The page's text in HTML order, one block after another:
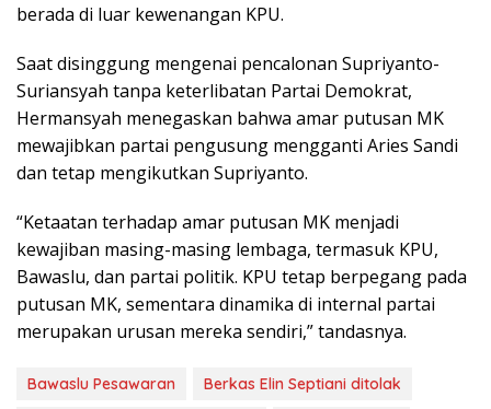
berada di luar kewenangan KPU.
Saat disinggung mengenai pencalonan Supriyanto-
Suriansyah tanpa keterlibatan Partai Demokrat,
Hermansyah menegaskan bahwa amar putusan MK
mewajibkan partai pengusung mengganti Aries Sandi
dan tetap mengikutkan Supriyanto.
“Ketaatan terhadap amar putusan MK menjadi
kewajiban masing-masing lembaga, termasuk KPU,
Bawaslu, dan partai politik. KPU tetap berpegang pada
putusan MK, sementara dinamika di internal partai
merupakan urusan mereka sendiri,” tandasnya.
Bawaslu Pesawaran Berkas Elin Septiani ditolak